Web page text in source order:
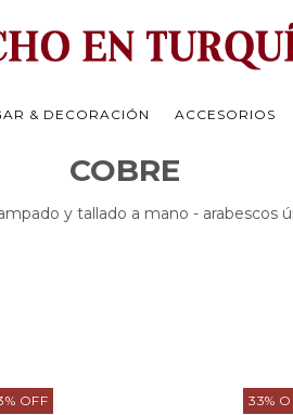
& DECORACIÓN ACCESORIOS
COBRE
y tallado a mano - arabescos
% OFF 33%